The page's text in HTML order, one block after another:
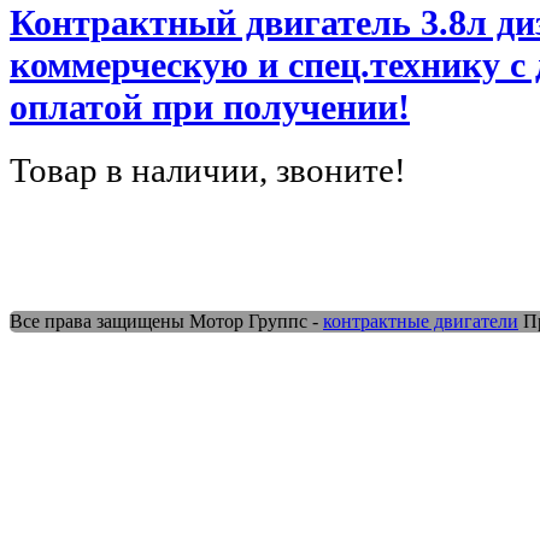
Контрактный двигатель 3.8л
коммерческую и спец.технику
оплатой при получении!
Товар в наличии, звоните!
Все права защищены Мотор Группс - контрактные двигатели